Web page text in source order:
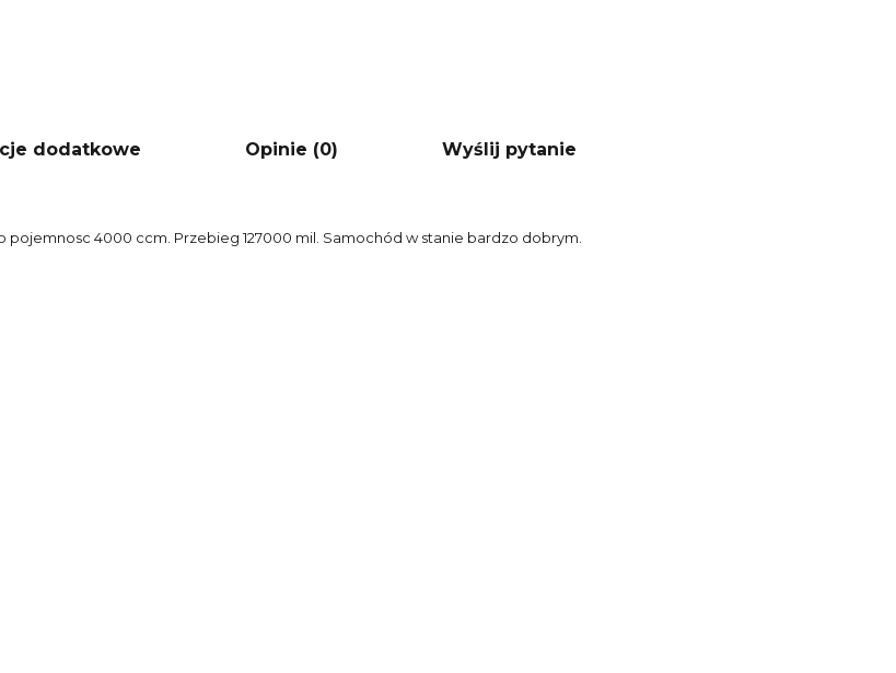
dodatkowe Opinie (0) Wyślij pytanie
pojemnosc 4000 ccm. Przebieg 127000 mil. Samochód w stanie bardzo dobrym.